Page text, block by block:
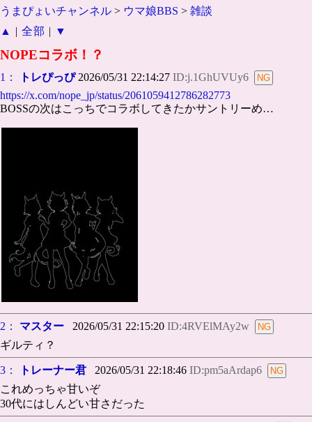
うまぴょいチャンネル > ウマ娘BBS > 雑談
▲
| 全部 | ▼
NOPEコラボ！？
1： トレぴっぴ2026/05/31 22:14:27 ID:j.1GhUVUy6
https://x.com/nope_jp/status/2061059412786282773
BOSSの次はこっちでコラボしてきたかサントリーめ…
2： マスター 2026/05/31 22:15:20 ID:4RVElMAy2w
ギルティ？
3： トレーナー君 2026/05/31 22:18:46 ID:pm5aArdap6
これめっちゃ甘いぞ
30代にはしんどい甘さだった